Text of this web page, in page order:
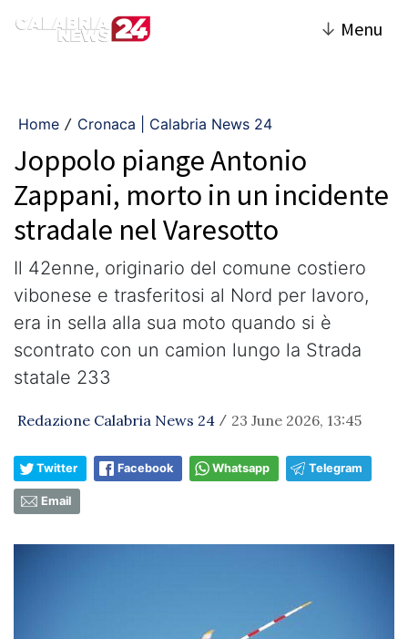
↓ Menu
Home / Cronaca | Calabria News 24
Joppolo piange Antonio
Zappani, morto in un incidente
stradale nel Varesotto
Il 42enne, originario del comune costiero
vibonese e trasferitosi al Nord per lavoro,
era in sella alla sua moto quando si è
scontrato con un camion lungo la Strada
statale 233
Redazione Calabria News 24 / 23 June 2026, 13:45
Twitter Facebook Whatsapp Telegram
Email